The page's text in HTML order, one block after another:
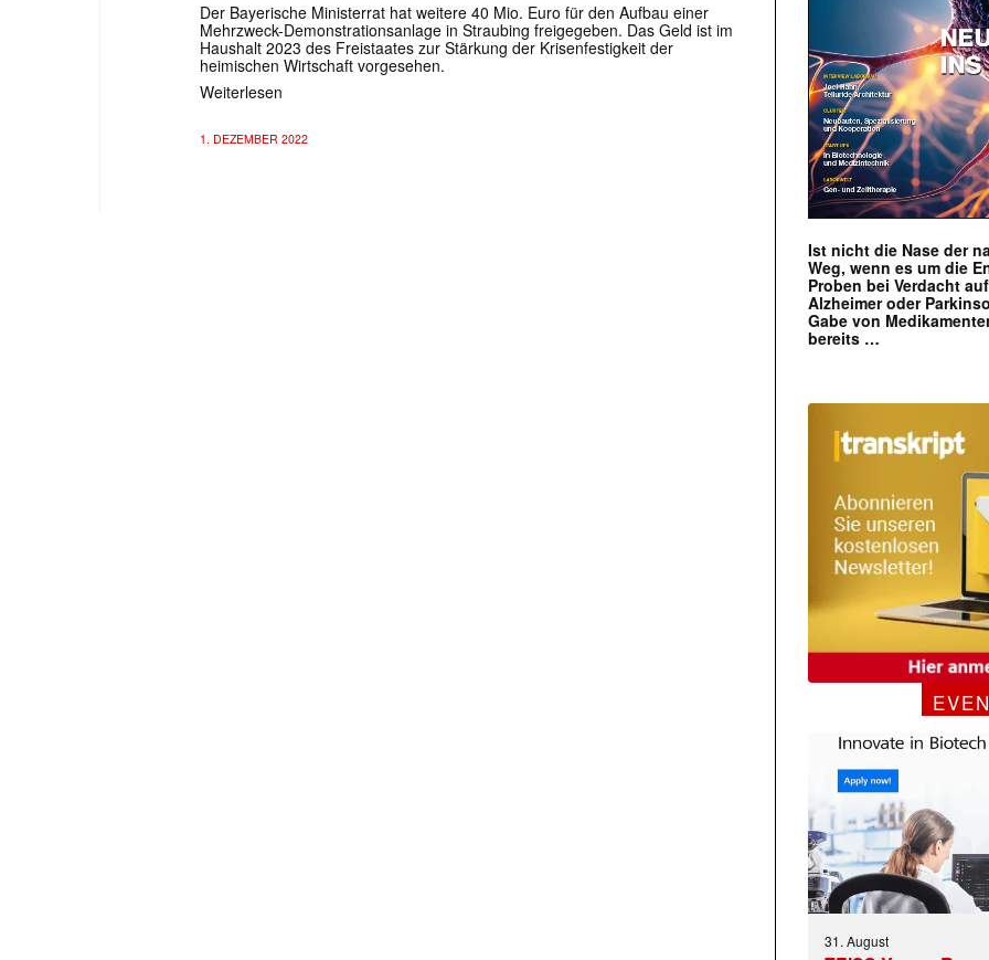
Der Bayerische Ministerrat hat weitere 40 Mio. Euro für den Aufbau einer
Mehrzweck-Demonstrationsanlage in Straubing freigegeben. Das Geld ist im
Haushalt 2023 des Freistaates zur Stärkung der Krisenfestigkeit der
heimischen Wirtschaft vorgesehen.
Weiterlesen
1. DEZEMBER 2022
Ist nicht die Nase der
Weg, wenn es um die
Proben bei Verdacht
Alzheimer oder
Gabe von
bereits …
31. August